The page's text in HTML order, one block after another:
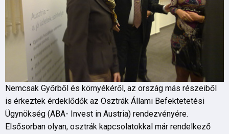
Nemcsak Győrből és környékéről, az ország más részeiből
is érkeztek érdeklődők az Osztrák Állami Befektetetési
Ügynökség (ABA- Invest in Austria) rendezvényére.
Elsősorban olyan, osztrák kapcsolatokkal már rendelkező